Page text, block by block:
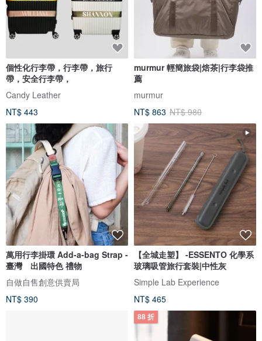
個性化行李帶，行李帶，旅行
帶，安全行李帶，
Candy Leather
NT$ 443
murmur 輕簡旅袋|焙茶|行李袋推
薦
murmur
NT$ 863 NT$ 980
萬用行李掛環 Add-a-bag Strap -
臺灣 出國特色 禮物
自做自售創意供賣局
NT$ 390
【全城走塑】 -ESSENTO 化學系
玻璃吸管旅行套裝|中性灰
Simple Lab Experience
NT$ 465
88 折